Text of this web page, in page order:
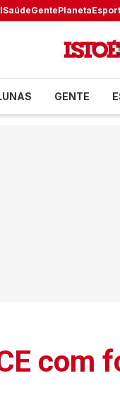
SaúdeGentePlaneta
GENTE
com